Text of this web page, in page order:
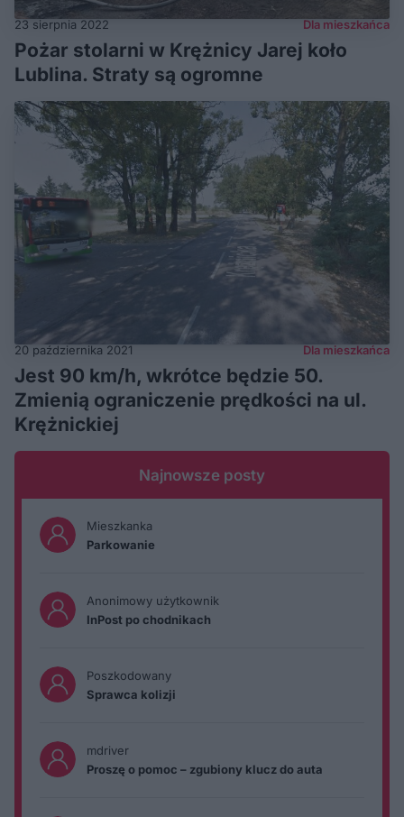
23 sierpnia 2022 Dla mieszkańca
Pożar stolarni w Krężnicy Jarej koło
Lublina. Straty są ogromne
20 października 2021 Dla mieszkańca
Jest 90 km/h, wkrótce będzie 50.
Zmienią ograniczenie prędkości na ul.
Krężnickiej
Najnowsze posty
Mieszkanka
Parkowanie
Anonimowy użytkownik
InPost po chodnikach
Poszkodowany
Sprawca kolizji
mdriver
Proszę o pomoc – zgubiony klucz do auta